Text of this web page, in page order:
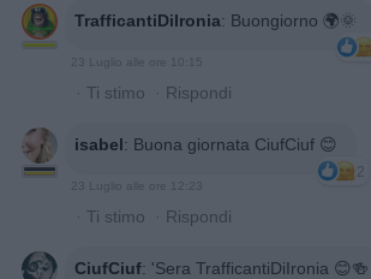
TrafficantiDiIronia: Buongiorno 🌍🌞
· Ti stimo · Rispondi
isabel: Buona giornata CiufCiuf 😊
2
· Ti stimo · Rispondi
CiufCiuf: 'Sera TrafficantiDiIronia 😊🍻